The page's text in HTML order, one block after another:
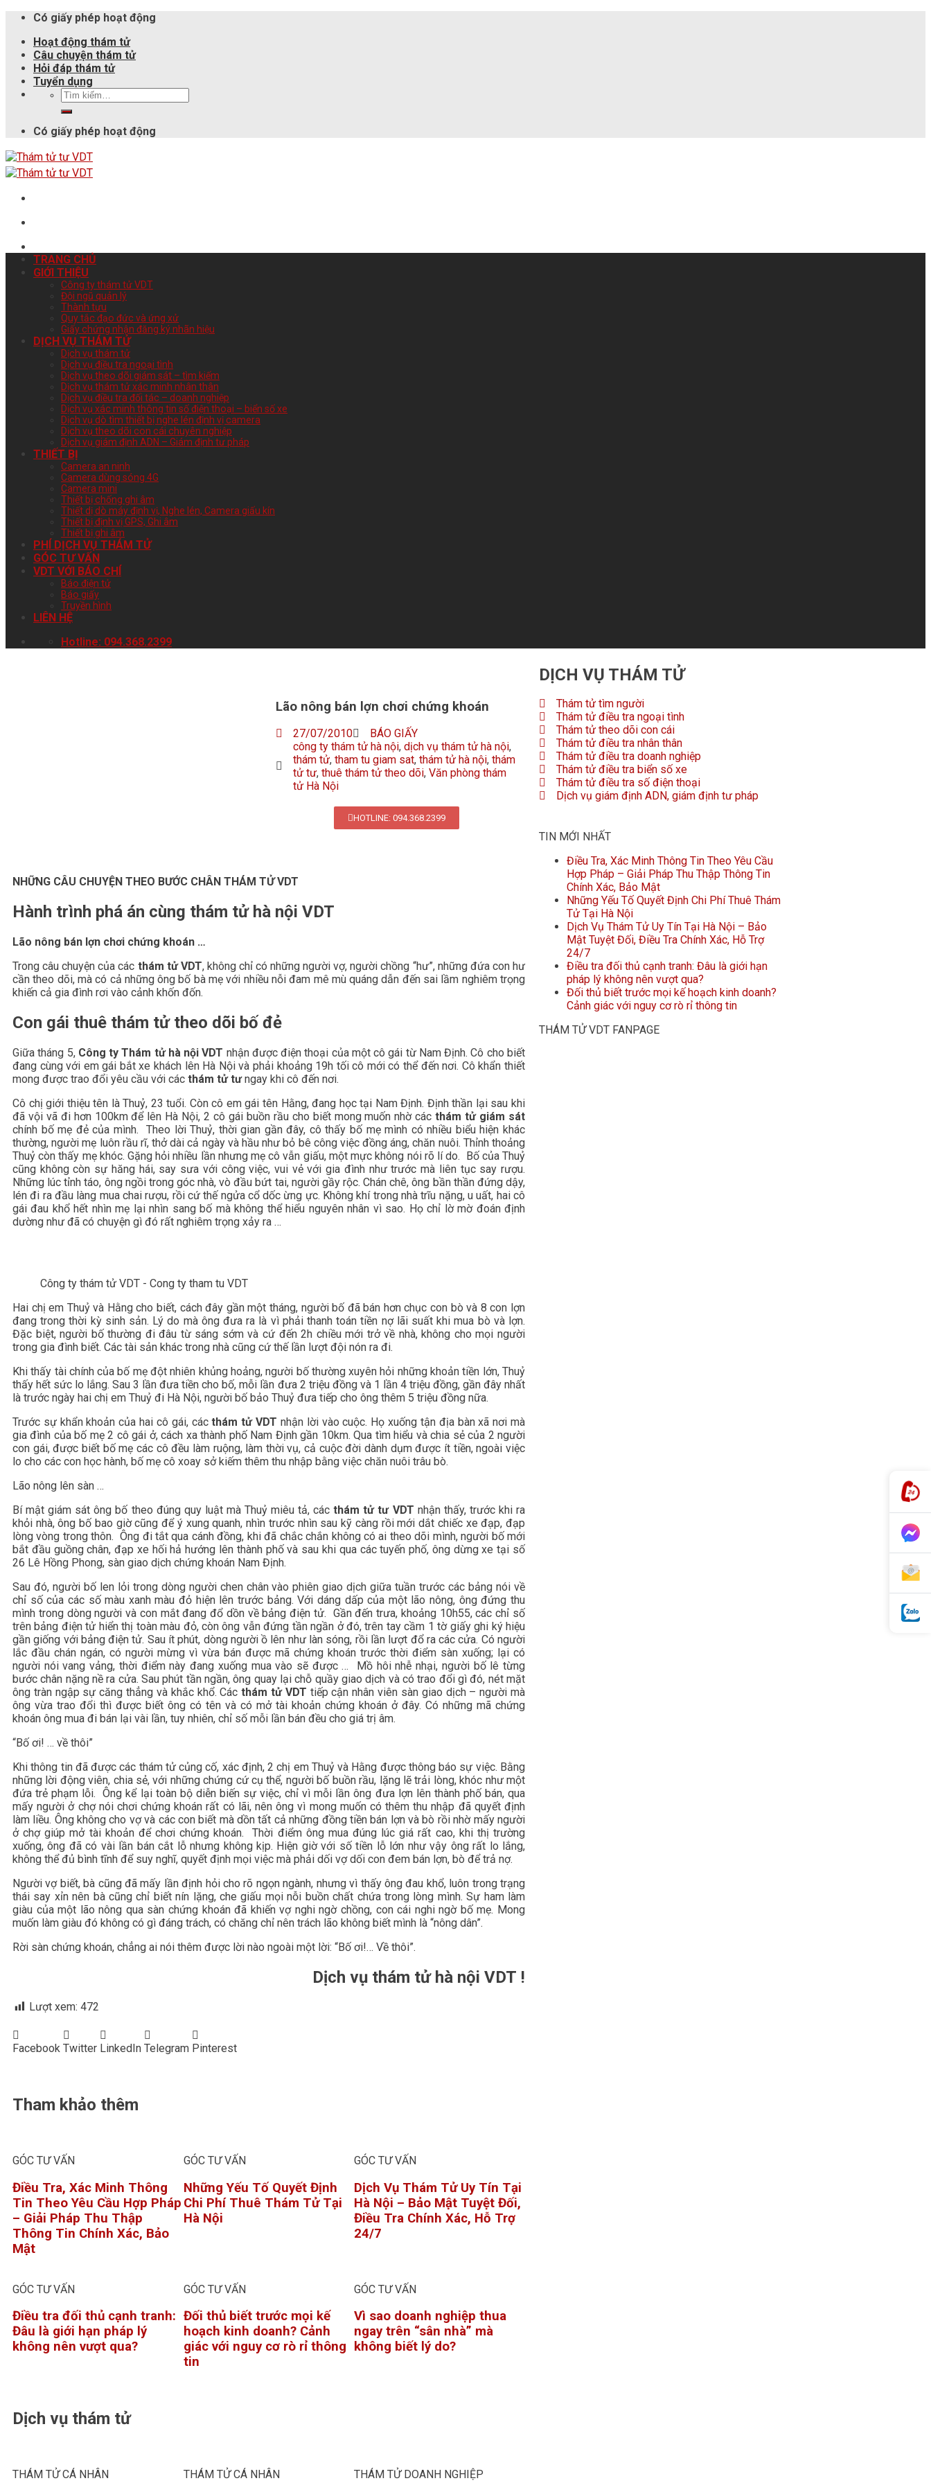
Có giấy phép hoạt động
Hoạt động thám tử
Câu chuyện thám tử
Hỏi đáp thám tử
Tuyển dụng
Có giấy phép hoạt động
TRANG CHỦ
GIỚI THIỆU
Công ty thám tử VDT
Đội ngũ quản lý
Thành tựu
Quy tắc đạo đức và ứng xử
Giấy chứng nhận đăng ký nhãn hiệu
DỊCH VỤ THÁM TỬ
Dịch vụ thám tử
Dịch vụ điều tra ngoại tình
Dịch vụ theo dõi giám sát – tìm kiếm
Dịch vụ thám tử xác minh nhân thân
Dịch vụ điều tra đối tác – doanh nghiệp
Dịch vụ xác minh thông tin số điện thoại – biển số xe
Dịch vụ dò tìm thiết bị nghe lén định vị camera
Dịch vụ theo dõi con cái chuyên nghiệp
Dịch vụ giám định ADN – Giám định tư pháp
THIẾT BỊ
Camera an ninh
Camera dùng sóng 4G
Camera mini
Thiết bị chống ghi âm
Thiết dị dò máy định vị, Nghe lén, Camera giấu kín
Thiết bị định vị GPS, Ghi âm
Thiết bị ghi âm
PHÍ DỊCH VỤ THÁM TỬ
GÓC TƯ VẤN
VDT VỚI BÁO CHÍ
Báo điện tử
Báo giấy
Truyền hình
LIÊN HỆ
Hotline: 094.368.2399
Lão nông bán lợn chơi chứng khoán
27/07/2010
BÁO GIẤY
công ty thám tử hà nội, dịch vụ thám tử hà nội,
thám tử, tham tu giam sat, thám tử hà nội, thám
tử tư, thuê thám tử theo dõi, Văn phòng thám
tử Hà Nội
HOTLINE: 094.368.2399
NHỮNG CÂU CHUYỆN THEO BƯỚC CHÂN THÁM TỬ VDT
Hành trình phá án cùng thám tử hà nội VDT
Lão nông bán lợn chơi chứng khoán …
Trong câu chuyện của các thám tử VDT, không chỉ có những người vợ, người chồng “hư”, những đứa con hư
cần theo dõi, mà có cả những ông bố bà mẹ với nhiều nỗi đam mê mù quáng dẫn đến sai lầm nghiêm trọng
khiến cả gia đình rơi vào cảnh khốn đốn.
Con gái thuê thám tử theo dõi bố đẻ
Giữa tháng 5, Công ty Thám tử hà nội VDT nhận được điện thoại của một cô gái từ Nam Định. Cô cho biết
đang cùng với em gái bắt xe khách lên Hà Nội và phải khoảng 19h tối cô mới có thể đến nơi. Cô khẩn thiết
mong được trao đổi yêu cầu với các thám tử tưngay khi cô đến nơi.
Cô chị giới thiệu tên là Thuỷ, 23 tuổi. Còn cô em gái tên Hằng, đang học tại Nam Định. Định thần lại sau khi
đã vội vã đi hơn 100km để lên Hà Nội, 2 cô gái buồn rầu cho biết mong muốn nhờ cácthám tử giám sát
chính bố mẹ đẻ của mình. Theo lời Thuỷ, thời gian gần đây, cô thấy bố mẹ mình có nhiều biểu hiện khác
thường, người mẹ luôn rầu rĩ, thở dài cả ngày và hầu như bỏ bê công việc đồng áng, chăn nuôi. Thỉnh thoảng
Thuỷ còn thấy mẹ khóc. Gặng hỏi nhiều lần nhưng mẹ cô vẫn giấu, một mực không nói rõ lí do. Bố của Thuỷ
cũng không còn sự hăng hái, say sưa với công việc, vui vẻ với gia đình như trước mà liên tục say rượu.
Những lúc tỉnh táo, ông ngồi trong góc nhà, vò đầu bứt tai, người gầy rộc. Chán chê, ông bần thần đứng dậy,
lén đi ra đầu làng mua chai rượu, rồi cứ thế ngửa cổ dốc ừng ực. Không khí trong nhà trĩu nặng, u uất, hai cô
gái đau khổ hết nhìn mẹ lại nhìn sang bố mà không thể hiểu nguyên nhân vì sao. Họ chỉ lờ mờ đoán định
dường như đã có chuyện gì đó rất nghiêm trọng xảy ra …
Công ty thám tử VDT - Cong ty tham tu VDT
Hai chị em Thuỷ và Hằng cho biết, cách đây gần một tháng, người bố đã bán hơn chục con bò và 8 con lợn
đang trong thời kỳ sinh sản. Lý do mà ông đưa ra là vì phải thanh toán tiền nợ lãi suất khi mua bò và lợn.
Đặc biệt, người bố thường đi đâu từ sáng sớm và cứ đến 2h chiều mới trở về nhà, không cho mọi người
trong gia đình biết. Các tài sản khác trong nhà cũng cứ thế lần lượt đội nón ra đi.
Khi thấy tài chính của bố mẹ đột nhiên khủng hoảng, người bố thường xuyên hỏi những khoản tiền lớn, Thuỷ
thấy hết sức lo lắng. Sau 3 lần đưa tiền cho bố, mỗi lần đưa 2 triệu đồng và 1 lần 4 triệu đồng, gần đây nhất
là trước ngày hai chị em Thuỷ đi Hà Nội, người bố bảo Thuỷ đưa tiếp cho ông thêm 5 triệu đồng nữa.
Trước sự khẩn khoản của hai cô gái, cácthám tử VDT nhận lời vào cuộc. Họ xuống tận địa bàn xã nơi mà
gia đình của bố mẹ 2 cô gái ở, cách xa thành phố Nam Định gần 10km. Qua tìm hiểu và chia sẻ của 2 người
con gái, được biết bố mẹ các cô đều làm ruộng, làm thời vụ, cả cuộc đời dành dụm được ít tiền, ngoài việc
lo cho các con học hành, bố mẹ cô xoay sở kiếm thêm thu nhập bằng việc chăn nuôi trâu bò.
Lão nông lên sàn …
Bí mật giám sát ông bố theo đúng quy luật mà Thuỷ miêu tả, các thám tử tư VDT nhận thấy, trước khi ra
khỏi nhà, ông bố bao giờ cũng để ý xung quanh, nhìn trước nhìn sau kỹ càng rồi mới dắt chiếc xe đạp, đạp
lòng vòng trong thôn. Ông đi tắt qua cánh đồng, khi đã chắc chắn không có ai theo dõi mình, người bố mới
bắt đầu guồng chân, đạp xe hối hả hướng lên thành phố và sau khi qua các tuyến phố, ông dừng xe tại số
26 Lê Hồng Phong, sàn giao dịch chứng khoán Nam Định.
Sau đó, người bố len lỏi trong dòng người chen chân vào phiên giao dịch giữa tuần trước các bảng nói về
chỉ số của các số màu xanh màu đỏ hiện lên trước bảng. Với dáng dấp của một lão nông, ông đứng thu
mình trong dòng người và con mắt đang đổ dồn về bảng điện tử. Gần đến trưa, khoảng 10h55, các chỉ số
trên bảng điện tử hiển thị toàn màu đỏ, còn ông vẫn đứng tần ngần ở đó, trên tay cầm 1 tờ giấy ghi ký hiệu
gần giống với bảng điện tử. Sau ít phút, dòng người ồ lên như làn sóng, rồi lần lượt đổ ra các cửa. Có người
lắc đầu chán ngán, có người mừng vì vừa bán được mã chứng khoán trước thời điểm sàn xuống; lại có
người nói vang vảng, thời điểm này đang xuống mua vào sẽ được … Mồ hôi nhễ nhại, người bố lê từng
bước chân nặng nề ra cửa. Sau phút tần ngần, ông quay lại chỗ quầy giao dịch và có trao đổi gì đó, nét mặt
ông tràn ngập sự căng thẳng và khắc khổ. Cácthám tử VDT tiếp cận nhân viên sàn giao dịch – người mà
ông vừa trao đổi thì được biết ông có tên và có mở tài khoản chứng khoán ở đây. Có những mã chứng
khoán ông mua đi bán lại vài lần, tuy nhiên, chỉ số mỗi lần bán đều cho giá trị âm.
“Bố ơi! … về thôi”
Khi thông tin đã được các thám tử củng cố, xác định, 2 chị em Thuỷ và Hằng được thông báo sự việc. Bằng
những lời động viên, chia sẻ, với những chứng cứ cụ thể, người bố buồn rầu, lặng lẽ trải lòng, khóc như một
đứa trẻ phạm lỗi. Ông kể lại toàn bộ diễn biến sự việc, chỉ vì mỗi lần ông đưa lợn lên thành phố bán, qua
mấy người ở chợ nói chơi chứng khoán rất có lãi, nên ông vì mong muốn có thêm thu nhập đã quyết định
làm liều. Ông không cho vợ và các con biết mà dồn tất cả những đồng tiền bán lợn và bò rồi nhờ mấy người
ở chợ giúp mở tài khoản để chơi chứng khoán. Thời điểm ông mua đúng lúc giá rất cao, khi thị trường
xuống, ông đã có vài lần bán cắt lỗ nhưng không kịp. Hiện giờ với số tiền lỗ lớn như vậy ông rất lo lắng,
không thể đủ bình tĩnh để suy nghĩ, quyết định mọi việc mà phải dối vợ dối con đem bán lợn, bò để trả nợ.
Người vợ biết, bà cũng đã mấy lần định hỏi cho rõ ngọn ngành, nhưng vì thấy ông đau khổ, luôn trong trạng
thái say xỉn nên bà cũng chỉ biết nín lặng, che giấu mọi nỗi buồn chất chứa trong lòng mình. Sự ham làm
giàu của một lão nông qua sàn chứng khoán đã khiến vợ nghi ngờ chồng, con cái nghi ngờ bố mẹ. Mong
muốn làm giàu đó không có gì đáng trách, có chăng chỉ nên trách lão không biết mình là “nông dân”.
Rời sàn chứng khoán, chẳng ai nói thêm được lời nào ngoài một lời: “Bố ơi!… Về thôi”.
Dịch vụ thám tử hà nội VDT !
Lượt xem: 472
Facebook Twitter LinkedIn Telegram Pinterest
Tham khảo thêm
GÓC TƯ VẤN
Điều Tra, Xác Minh Thông
Tin Theo Yêu Cầu Hợp Pháp
– Giải Pháp Thu Thập
Thông Tin Chính Xác, Bảo
Mật
GÓC TƯ VẤN
Những Yếu Tố Quyết Định
Chi Phí Thuê Thám Tử Tại
Hà Nội
GÓC TƯ VẤN
Dịch Vụ Thám Tử Uy Tín Tại
Hà Nội – Bảo Mật Tuyệt Đối,
Điều Tra Chính Xác, Hỗ Trợ
24/7
GÓC TƯ VẤN
Điều tra đối thủ cạnh tranh:
Đâu là giới hạn pháp lý
không nên vượt qua?
GÓC TƯ VẤN
Đối thủ biết trước mọi kế
hoạch kinh doanh? Cảnh
giác với nguy cơ rò rỉ thông
tin
GÓC TƯ VẤN
Vì sao doanh nghiệp thua
ngay trên “sân nhà” mà
không biết lý do?
Dịch vụ thám tử
THÁM TỬ CÁ NHÂN THÁM TỬ CÁ NHÂN THÁM TỬ DOANH NGHIỆP
DỊCH VỤ THÁM TỬ
Thám tử tìm người
Thám tử điều tra ngoại tình
Thám tử theo dõi con cái
Thám tử điều tra nhân thân
Thám tử điều tra doanh nghiệp
Thám tử điều tra biển số xe
Thám tử điều tra số điện thoại
Dịch vụ giám định ADN, giám định tư pháp
TIN MỚI NHẤT
Điều Tra, Xác Minh Thông Tin Theo Yêu Cầu
Hợp Pháp – Giải Pháp Thu Thập Thông Tin
Chính Xác, Bảo Mật
Những Yếu Tố Quyết Định Chi Phí Thuê Thám
Tử Tại Hà Nội
Dịch Vụ Thám Tử Uy Tín Tại Hà Nội – Bảo
Mật Tuyệt Đối, Điều Tra Chính Xác, Hỗ Trợ
24/7
Điều tra đối thủ cạnh tranh: Đâu là giới hạn
pháp lý không nên vượt qua?
Đối thủ biết trước mọi kế hoạch kinh doanh?
Cảnh giác với nguy cơ rò rỉ thông tin
THÁM TỬ VDT FANPAGE